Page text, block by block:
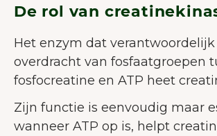
De rol van
Het enzym dat verantwoordelijk
overdracht van fosfaatgroepen
fosfocreatine en ATP heet
Zijn functie is eenvoudig maar
wanneer ATP op is, helpt